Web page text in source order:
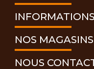
NOS MAGASINS
NOUS